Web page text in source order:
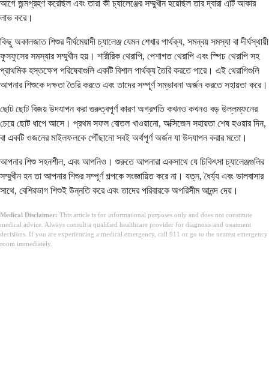
আগে জন্মগ্রহণ করেছিল এবং তারা কী চ্যালেঞ্জের সম্মুখীন হয়েছিল তার দ্বারা এটি আকার
লাভ করে।
কিছু অকালজাত শিশুর দীর্ঘমেয়াদী চ্যালেঞ্জ যেমন শেখার পার্থক্য, সমন্বয় সমস্যা বা দীর্ঘস্থায়ী
ফুসফুসের সমস্যার সম্মুখীন হয়। শারীরিক থেরাপি, পেশাগত থেরাপি এবং স্পিচ থেরাপি সহ
প্রাথমিক হস্তক্ষেপ পরিষেবাগুলি একটি বিশাল পার্থক্য তৈরি করতে পারে। এই থেরাপিগুলি
আপনার শিশুকে দক্ষতা তৈরি করতে এবং তাদের সম্পূর্ণ সম্ভাবনা অর্জন করতে সহায়তা করে।
ছোট ছোট বিজয় উদযাপন করা গুরুত্বপূর্ণ কারণ অগ্রগতি কখনও কখনও বড় উল্লম্ফনের
চেয়ে ছোট ধাপে আসে। প্রথম সফল বোতল খাওয়ানো, অক্সিজেন সহায়তা শেষ হওয়ার দিন,
বা একটি ওজনের মাইলফলকে পৌঁছানো সবই অর্থপূর্ণ অর্জন যা উদযাপন করার মতো।
আপনার শিশু সহনশীল, এবং আপনিও। শুরুতে আপনারা একসাথে যে চিকিৎসা চ্যালেঞ্জগুলির
সম্মুখীন হন তা আপনার শিশুর সম্পূর্ণ গল্পকে সংজ্ঞায়িত করে না। যত্ন, ধৈর্য্য এবং ভালবাসার
সাথে, বেশিরভাগ শিশুই উন্নতি করে এবং তাদের পরিবারকে অপরিসীম আনন্দ দেয়।
Medical Disclaimer: This article is for informational purposes only and does not constitute
medical advice. Always consult a qualified healthcare provider for diagnosis and treatment
decisions. If you are experiencing a medical emergency, call 911 or go to the nearest emergency
room immediately.